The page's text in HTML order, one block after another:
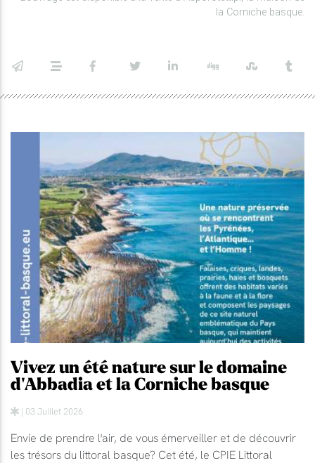
la Corniche basque.
Vivez un été nature sur le domaine
d'Abbadia et la Corniche basque
| 03 Juillet 2026
Envie de prendre l'air, de vous émerveiller et de découvrir
les trésors du littoral basque? Cet été, le CPIE Littoral